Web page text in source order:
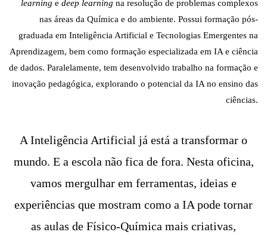
learning e deep learning na resolução de problemas complexos
nas áreas da Química e do ambiente. Possui formação pós-
graduada em Inteligência Artificial e Tecnologias Emergentes na
Aprendizagem, bem como formação especializada em IA e ciência
de dados. Paralelamente, tem desenvolvido trabalho na formação e
inovação pedagógica, explorando o potencial da IA no ensino das
ciências.
A Inteligência Artificial já está a transformar o
mundo. E a escola não fica de fora. Nesta oficina,
vamos mergulhar em ferramentas, ideias e
experiências que mostram como a IA pode tornar
as aulas de Físico-Química mais criativas,